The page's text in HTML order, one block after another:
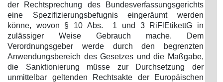
der Rechtsprechung des Bundesverfassungsgerichts
eine Spezifizierungsbefugnis eingeräumt werden
könne, wovon § 10 Abs. 1 und 3 RiFlEtikettG in
zulässiger Weise Gebrauch mache. Dem
Verordnungsgeber werde durch den begrenzten
Anwendungsbereich des Gesetzes und die Maßgabe,
die Sanktionierung müsse zur Durchsetzung der
unmittelbar geltenden Rechtsakte der Europäischen